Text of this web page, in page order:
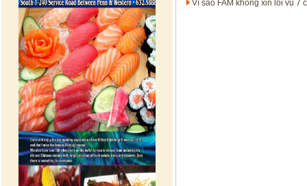
Vì sao FAM không xin lỗi vụ 7